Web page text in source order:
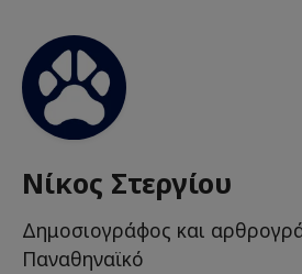
Νίκος Στεργίου
Δημοσιογράφος και
Παναθηναϊκό